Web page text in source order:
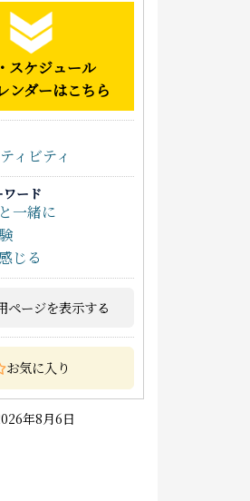
スケジュール
ンダーはこちら
ィビティ
ード
一緒に
じる
ページを表示する
お気に入り
年8月6日